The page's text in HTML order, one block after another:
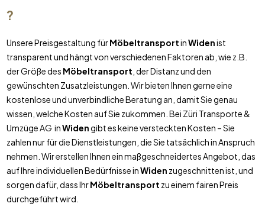
?
Unsere Preisgestaltung fürMöbeltransportinWidenist
transparent und hängt von verschiedenen Faktoren ab, wie z.B.
der Größe des Möbeltransport , der Distanz und den
gewünschten Zusatzleistungen. Wir bieten Ihnen gerne eine
kostenlose und unverbindliche Beratung an, damit Sie genau
wissen, welche Kosten auf Sie zukommen. Bei Züri Transporte &
Umzüge AG inWidengibt es keine versteckten Kosten – Sie
zahlen nur für die Dienstleistungen, die Sie tatsächlich in Anspruch
nehmen. Wir erstellen Ihnen ein maßgeschneidertes Angebot, das
auf Ihre individuellen Bedürfnisse inWiden zugeschnitten ist, und
sorgen dafür, dass IhrMöbeltransport zu einem fairen Preis
durchgeführt wird.